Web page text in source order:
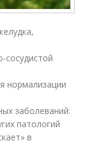
сосудистой
нормализации
заболеваний:
патологий
в